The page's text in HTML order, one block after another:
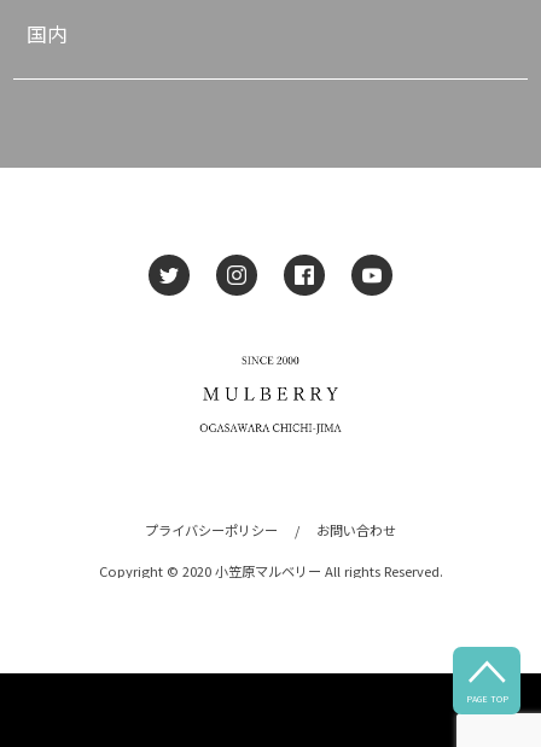

PAGE TOP
国内
プライバシーポリシー / お問い合わせ
Copyright © 2020 小笠原マルベリー All rights Reserved.